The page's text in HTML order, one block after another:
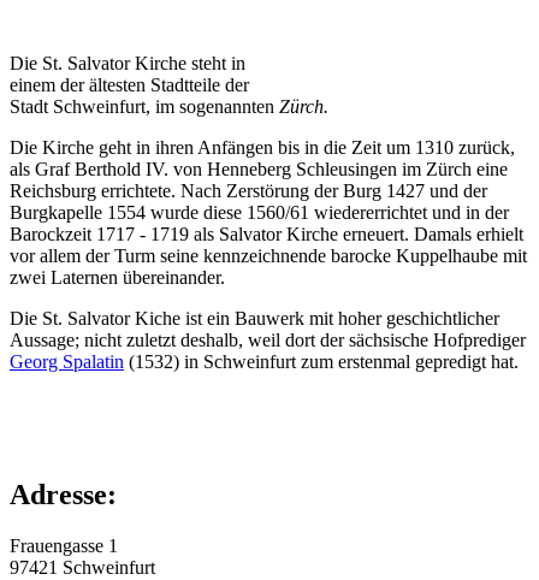
Die St. Salvator Kirche steht in
einem der ältesten Stadtteile der
Stadt Schweinfurt, im sogenannten Zürch.
Die Kirche geht in ihren Anfängen bis in die Zeit um 1310 zurück,
als Graf Berthold IV. von Henneberg Schleusingen im Zürch eine
Reichsburg errichtete. Nach Zerstörung der Burg 1427 und der
Burgkapelle 1554 wurde diese 1560/61 wiedererrichtet und in der
Barockzeit 1717 - 1719 als Salvator Kirche erneuert. Damals erhielt
vor allem der Turm seine kennzeichnende barocke Kuppelhaube mit
zwei Laternen übereinander.
Die St. Salvator Kiche ist ein Bauwerk mit hoher geschichtlicher
Aussage; nicht zuletzt deshalb, weil dort der sächsische Hofprediger
Georg Spalatin (1532) in Schweinfurt zum erstenmal gepredigt hat.
Adresse:
Frauengasse 1
97421 Schweinfurt